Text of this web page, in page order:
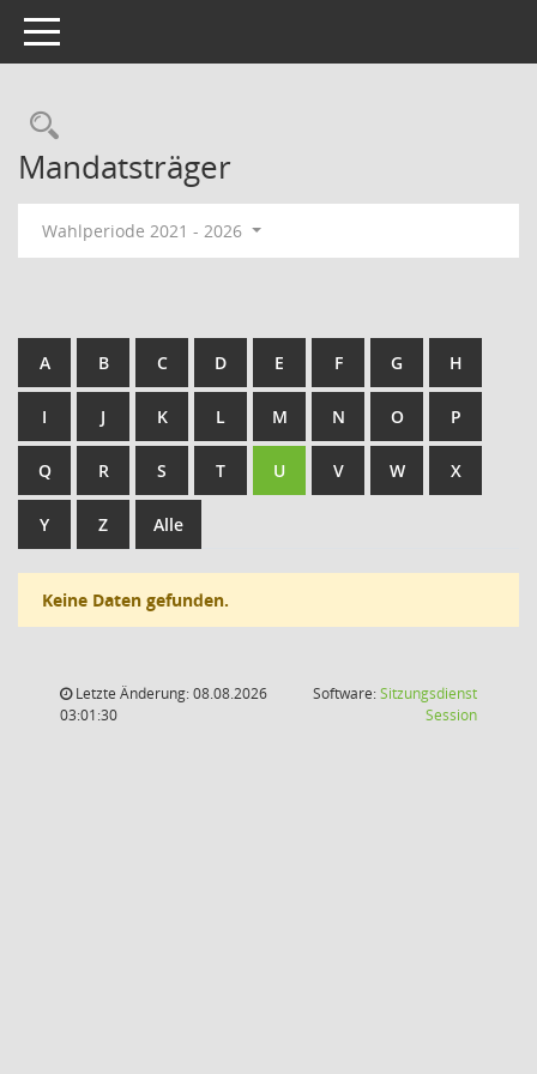
Toggle navigation
Rechercheauswahl
Mandatsträger
Wahlperiode 2021 - 2026
A B C D E F G H
I J K L M N O P
Q R S T U V W X
Y Z Alle
Keine Daten gefunden.
Letzte Änderung: 08.08.2026
03:01:30
Software:Sitzungsdienst
Session(Wird in